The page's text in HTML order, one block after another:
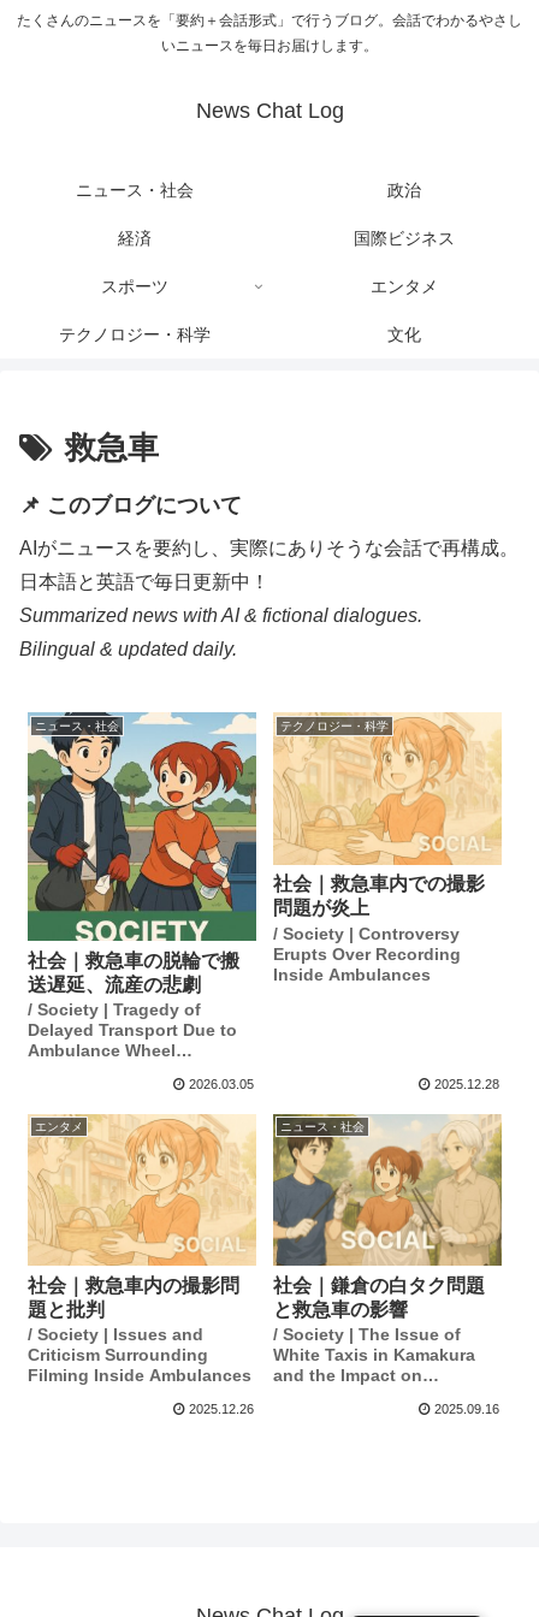
たくさんのニュースを「要約＋会話形式」で行うブログ。会話でわかるやさし
いニュースを毎日お届けします。
News Chat Log
ニュース・社会 政治
経済 国際ビジネス
スポーツ エンタメ
テクノロジー・科学 文化
救急車
📌 このブログについて
AIがニュースを要約し、実際にありそうな会話で再構成。
日本語と英語で毎日更新中！
Summarized news with AI & fictional dialogues.
Bilingual & updated daily.
ニュース・社会
社会｜救急車の脱輪で搬
送遅延、流産の悲劇
/ Society | Tragedy of
Delayed Transport Due to
Ambulance Wheel
2026.03.05
テクノロジー・科学
社会｜救急車内での撮影
問題が炎上
/ Society | Controversy
Erupts Over Recording
Inside Ambulances
2025.12.28
エンタメ
社会｜救急車内の撮影問
題と批判
/ Society | Issues and
Criticism Surrounding
Filming Inside Ambulances
2025.12.26
ニュース・社会
社会｜鎌倉の白タク問題
と救急車の影響
/ Society | The Issue of
White Taxis in Kamakura
and the Impact on
2025.09.16